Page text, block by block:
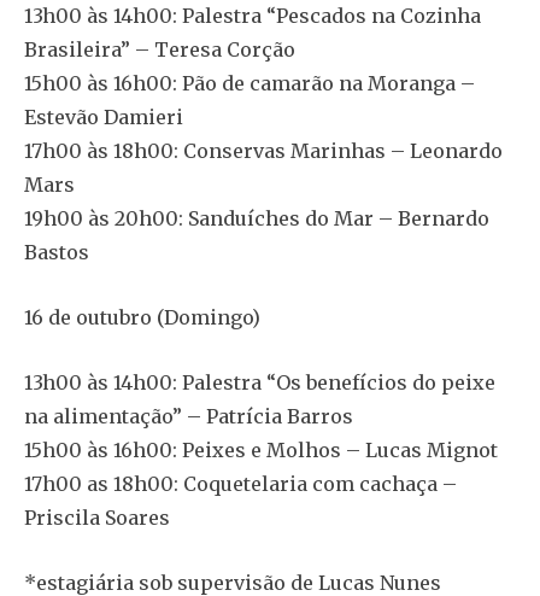
13h00 às 14h00: Palestra “Pescados na Cozinha
Brasileira” – Teresa Corção
15h00 às 16h00: Pão de camarão na Moranga –
Estevão Damieri
17h00 às 18h00: Conservas Marinhas – Leonardo
Mars
19h00 às 20h00: Sanduíches do Mar – Bernardo
Bastos
16 de outubro (Domingo)
13h00 às 14h00: Palestra “Os benefícios do peixe
na alimentação” – Patrícia Barros
15h00 às 16h00: Peixes e Molhos – Lucas Mignot
17h00 as 18h00: Coquetelaria com cachaça –
Priscila Soares
*estagiária sob supervisão de Lucas Nunes